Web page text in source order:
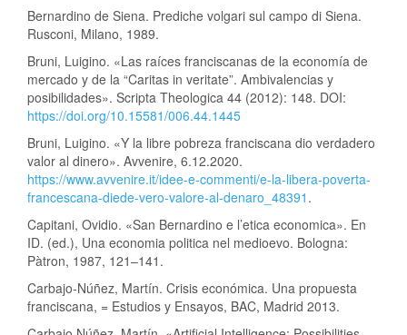
Bernardino de Siena. Prediche volgari sul campo di Siena.
Rusconi, Milano, 1989.
Bruni, Luigino. «Las raíces franciscanas de la economía de
mercado y de la “Caritas in veritate”. Ambivalencias y
posibilidades». Scripta Theologica 44 (2012): 148. DOI:
https://doi.org/10.15581/006.44.1445
Bruni, Luigino. «Y la libre pobreza franciscana dio verdadero
valor al dinero». Avvenire, 6.12.2020.
https://www.avvenire.it/idee-e-commenti/e-la-libera-poverta-
francescana-diede-vero-valore-al-denaro_48391 .
Capitani, Ovidio. «San Bernardino e l’etica economica». En
ID. (ed.), Una economia politica nel medioevo. Bologna:
Pàtron, 1987, 121–141.
Carbajo-Núñez, Martín. Crisis económica. Una propuesta
franciscana, = Estudios y Ensayos, BAC, Madrid 2013.